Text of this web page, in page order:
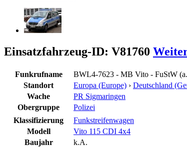
Einsatzfahrzeug-ID: V81760
Funkrufname BWL4-7623 - MB Vito - FuStW
Standort
Europa (Europe) › Deutschland
Wache
PR Sigmaringen
Obergruppe
Polizei
Klassifizierung
Funkstreifenwagen
Modell
Vito 115 CDI 4x4
Baujahr
k.A.